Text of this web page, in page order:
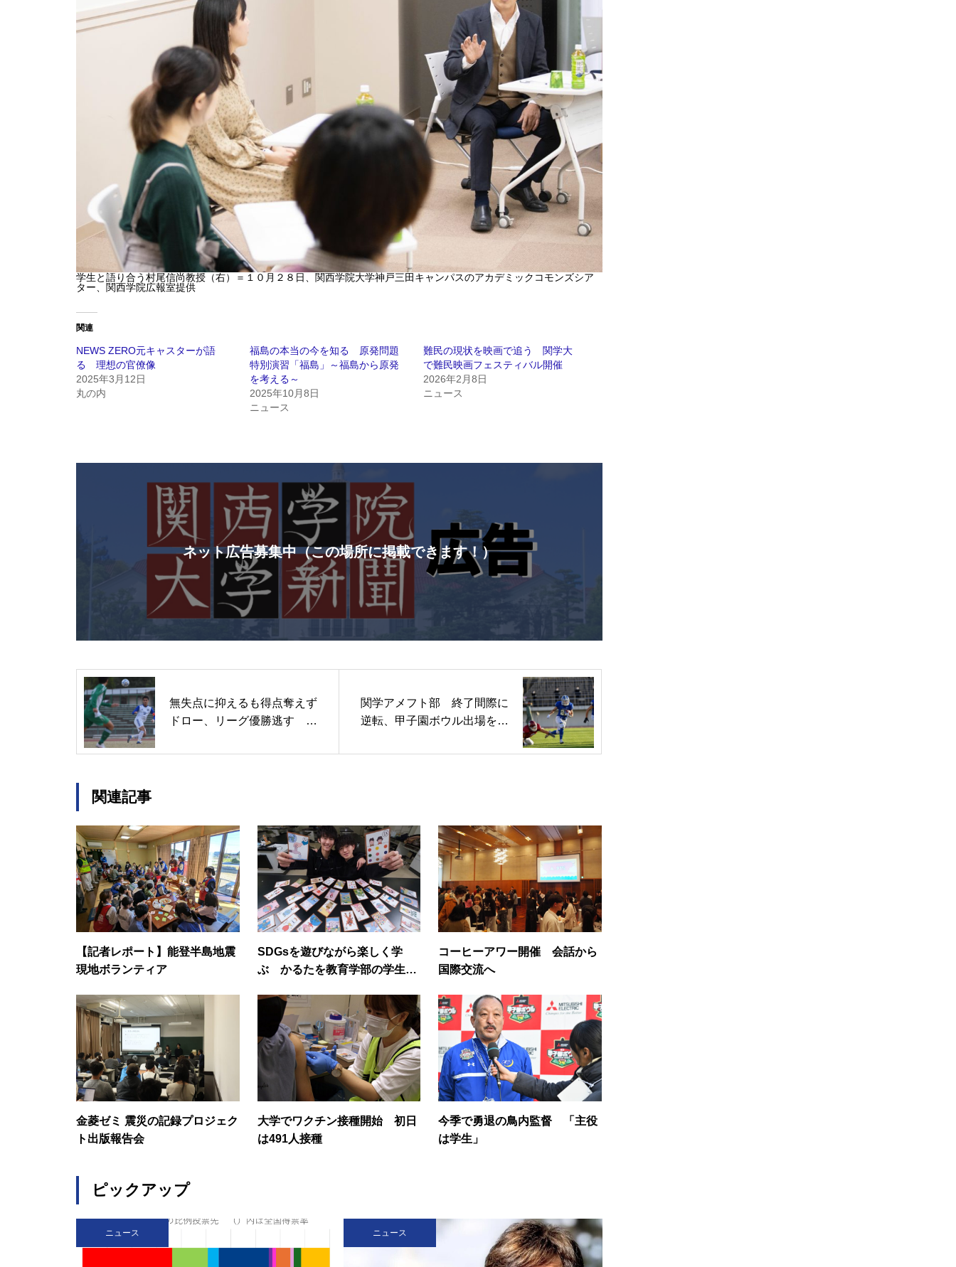
学生と語り合う村尾信尚教授（右）＝１０月２８日、関西学院大学神戸三田キャンパスのアカデミックコモンズシア
ター、関西学院広報室提供
関連
NEWS ZERO元キャスターが語
る 理想の官僚像
2025年3月12日
丸の内
福島の本当の今を知る 原発問題
特別演習「福島」～福島から原発
を考える～
2025年10月8日
ニュース
難民の現状を映画で追う 関学大
で難民映画フェスティバル開催
2026年2月8日
ニュース
ネット広告募集中（この場所に掲載できます！）
無失点に抑えるも得点奪えず
ドロー、リーグ優勝逃す 関
関学アメフト部 終了間際に
逆転、甲子園ボウル出場を決
関連記事
【記者レポート】能登半島地震
現地ボランティア
SDGsを遊びながら楽しく学
ぶ かるたを教育学部の学生が
コーヒーアワー開催 会話から
国際交流へ
金菱ゼミ 震災の記録プロジェク
ト出版報告会
大学でワクチン接種開始 初日
は491人接種
今季で勇退の鳥内監督 「主役
は学生」
ピックアップ
ニュース ニュース